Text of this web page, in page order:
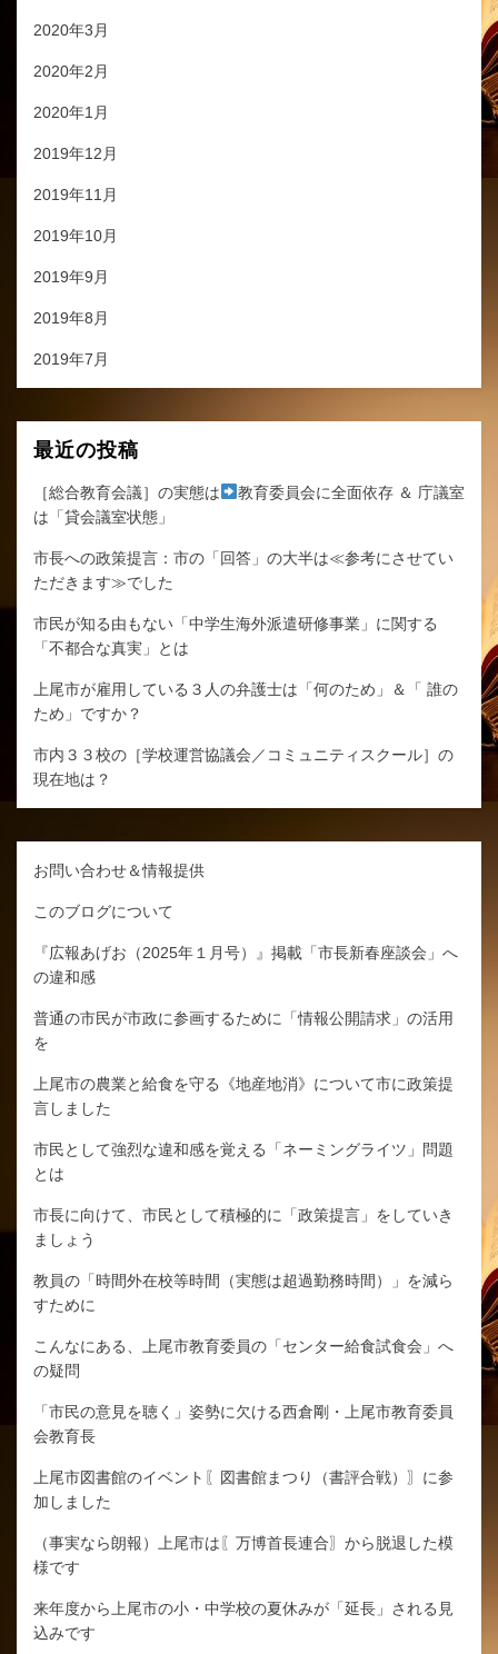
2020年3月
2020年2月
2020年1月
2019年12月
2019年11月
2019年10月
2019年9月
2019年8月
2019年7月
最近の投稿
［総合教育会議］の実態は
教育委員会に全面依存 ＆ 庁議室
は「貸会議室状態」
市長への政策提言：市の「回答」の大半は≪参考にさせてい
ただきます≫でした
市民が知る由もない「中学生海外派遣研修事業」に関する
「不都合な真実」とは
上尾市が雇用している３人の弁護士は「何のため」＆「 誰の
ため」ですか？
市内３３校の［学校運営協議会／コミュニティスクール］の
現在地は？
お問い合わせ＆情報提供
このブログについて
『広報あげお（2025年１月号）』掲載「市長新春座談会」へ
の違和感
普通の市民が市政に参画するために「情報公開請求」の活用
を
上尾市の農業と給食を守る《地産地消》について市に政策提
言しました
市民として強烈な違和感を覚える「ネーミングライツ」問題
とは
市長に向けて、市民として積極的に「政策提言」をしていき
ましょう
教員の「時間外在校等時間（実態は超過勤務時間）」を減ら
すために
こんなにある、上尾市教育委員の「センター給食試食会」へ
の疑問
「市民の意見を聴く」姿勢に欠ける西倉剛・上尾市教育委員
会教育長
上尾市図書館のイベント〖図書館まつり（書評合戦）〗に参
加しました
（事実なら朗報）上尾市は〖万博首長連合〗から脱退した模
様です
来年度から上尾市の小・中学校の夏休みが「延長」される見
込みです